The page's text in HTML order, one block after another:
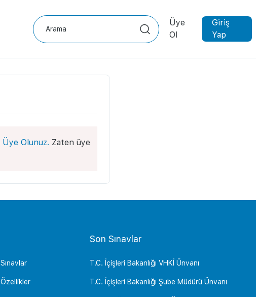
Üye
Ol
Giriş
Yap
Üye Olunuz. Zaten üye
Sınavlar
Özellikler
Son Sınavlar
T.C. İçişleri Bakanlığı VHKİ Ünvanı
T.C. İçişleri Bakanlığı Şube Müdürü Ünvanı